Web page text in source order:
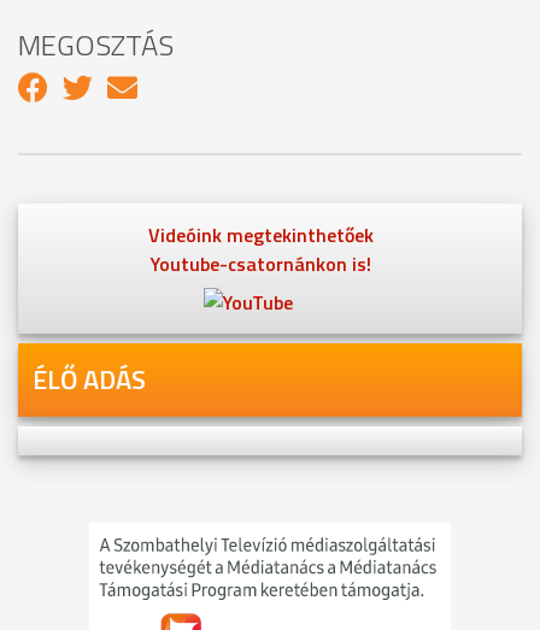
MEGOSZTÁS
Videóink megtekinthetőek
Youtube-csatornánkon is!
ÉLŐ ADÁS